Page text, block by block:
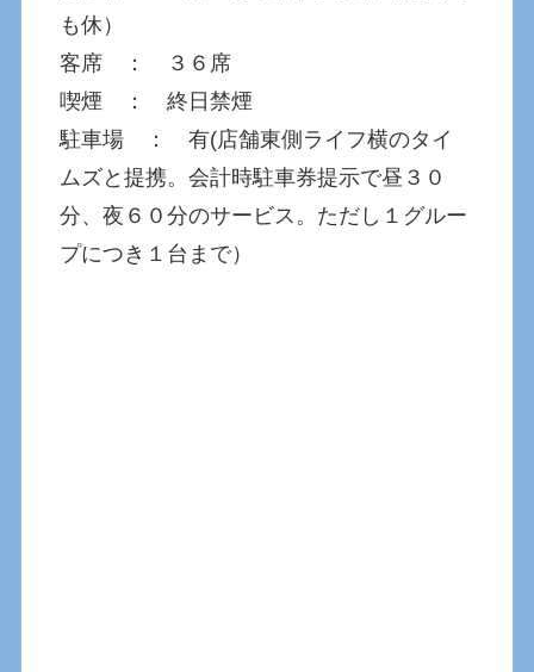
も休）
客席 ： ３６席
喫煙 ： 終日禁煙
駐車場 ： 有(店舗東側ライフ横のタイ
ムズと提携。会計時駐車券提示で昼３０
分、夜６０分のサービス。ただし１グルー
プにつき１台まで）